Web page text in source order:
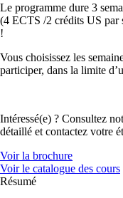
Le programme dure 3
(4 ECTS /2 crédits US par
!
Vous choisissez les
participer, dans la limite
Intéressé(e) ? Consultez
détaillé et contactez votre
Voir la brochure
Voir le catalogue des cours
Résumé